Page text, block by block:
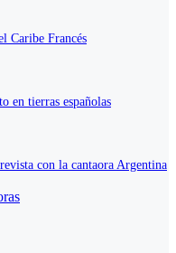
Caribe Francés
en tierras españolas
con la cantaora Argentina